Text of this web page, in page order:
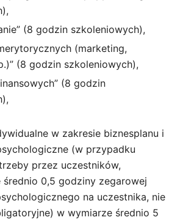
(8 godzin szkoleniowych),
(marketing,
(8 godzin szkoleniowych),
(8 godzin
w zakresie biznesplanu i
(w przypadku
przez uczestników,
średnio 0,5 godziny zegarowej
na uczestnika, nie
w wymiarze średnio 5